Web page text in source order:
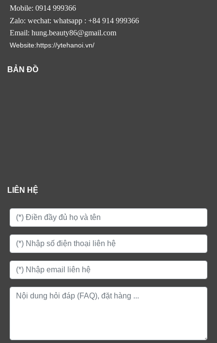
Mobile: 0914 999366
Zalo: wechat: whatsapp : +84 914 999366
Email: hung.beauty86@gmail.com
Website:https://ytehanoi.vn/
BẢN ĐỒ
LIÊN HỆ